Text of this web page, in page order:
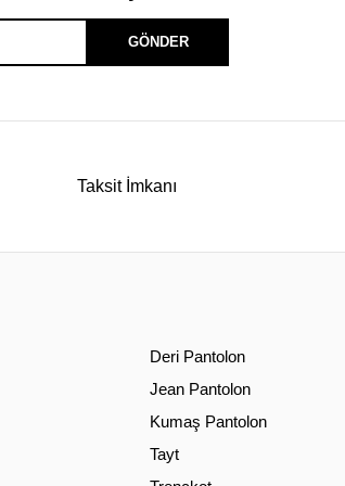
GÖNDER
Taksit İmkanı
Deri Pantolon
Jean Pantolon
Kumaş Pantolon
Tayt